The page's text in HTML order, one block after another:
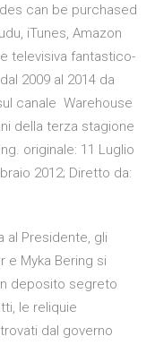
can be purchased
iTunes, Amazon
televisiva fantastico-
2009 al 2014 da
canale Warehouse
della terza stagione
originale: 11 Luglio
2012; Diretto da:
al Presidente, gli
e Myka Bering si
deposito segreto
le reliquie
dal governo